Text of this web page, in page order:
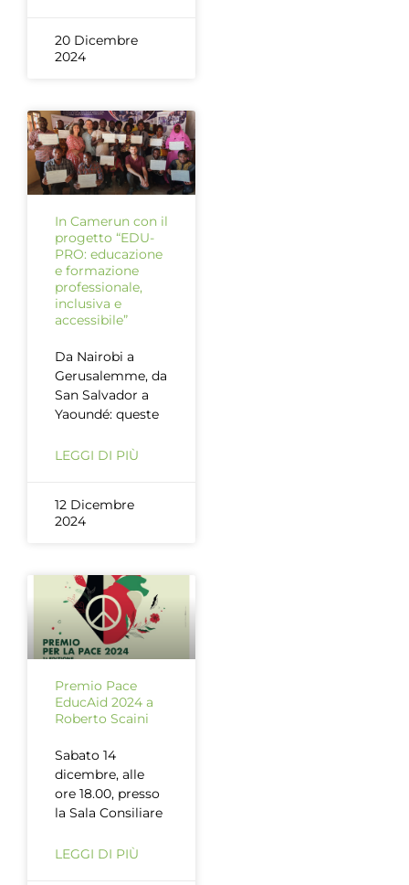
20 Dicembre
2024
In Camerun con il
progetto “EDU-
PRO: educazione
e formazione
professionale,
inclusiva e
accessibile”
Da Nairobi a
Gerusalemme, da
San Salvador a
Yaoundé: queste
LEGGI DI PIÙ
12 Dicembre
2024
Premio Pace
EducAid 2024 a
Roberto Scaini
Sabato 14
dicembre, alle
ore 18.00, presso
la Sala Consiliare
LEGGI DI PIÙ